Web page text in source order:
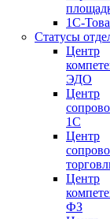
1С-
Статусы
Центр
ЭДО
Центр
1С
Центр
Центр
ФЗ